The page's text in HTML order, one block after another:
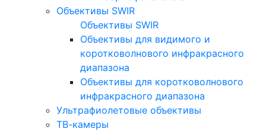
Объективы SWIR
Объективы SWIR
Объективы для видимого и
коротковолнового инфракрасного
диапазона
Объективы для коротковолнового
инфракрасного диапазона
Ультрафиолетовые объективы
ТВ-камеры